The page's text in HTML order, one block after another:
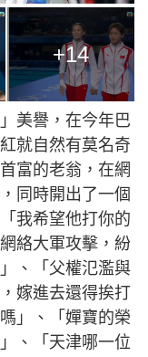
+14
美譽，在今年巴
就自然有莫名奇
富的老翁，在網
同時開出了一個
我希望他打你的
絡大軍攻擊，紛
、「父權氾濫與
嫁進去還得挨打
」、「嬋寶的榮
、「天津哪一位